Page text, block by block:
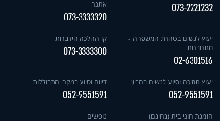
073-2221232
אתגר
073-3333320
יעוץ לנשים בטהרת המשפחה -
מתחברות
02-6301516
קו ההלכה הידברות
073-3333300
יעוץ תמיכה וסיוע לנשים בהריון
052-9551591
דיווח וסיוע במקרי התבוללות
052-9551591
הזמנת חוגי בית (בחינם) נופשים